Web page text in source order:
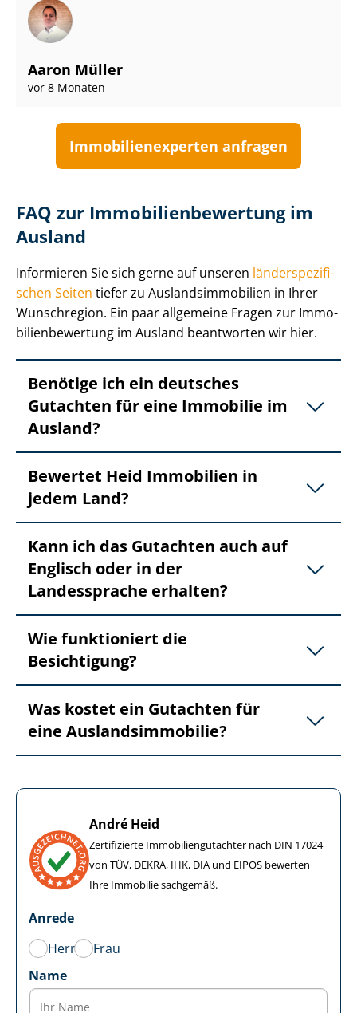
Aaron Müller
vor 8 Monaten
Im­mo­bi­li­en­ex­per­ten anfragen
FAQ zur Im­mo­bi­li­en­be­wer­tung im
Ausland
Informieren Sie sich gerne auf unseren län­der­spe­zi­fi­
schen Seiten tiefer zu Aus­lands­im­mo­bi­li­en in Ihrer
Wunschregion. Ein paar allgemeine Fragen zur Im­mo­
bi­li­en­be­wer­tung im Ausland beantworten wir hier.
Benötige ich ein deutsches
Gutachten für eine Immobilie im
Ausland?
Bewertet Heid Immobilien in
jedem Land?
Kann ich das Gutachten auch auf
Englisch oder in der
Landessprache erhalten?
Wie funktioniert die
Besichtigung?
Was kostet ein Gutachten für
eine Aus­lands­im­mo­bi­lie?
André Heid
Zertifizierte Im­mo­bi­li­en­gut­ach­ter nach DIN 17024
von TÜV, DEKRA, IHK, DIA und EIPOS bewerten
Ihre Immobilie sachgemäß.
Anrede
Herr
Frau
Name